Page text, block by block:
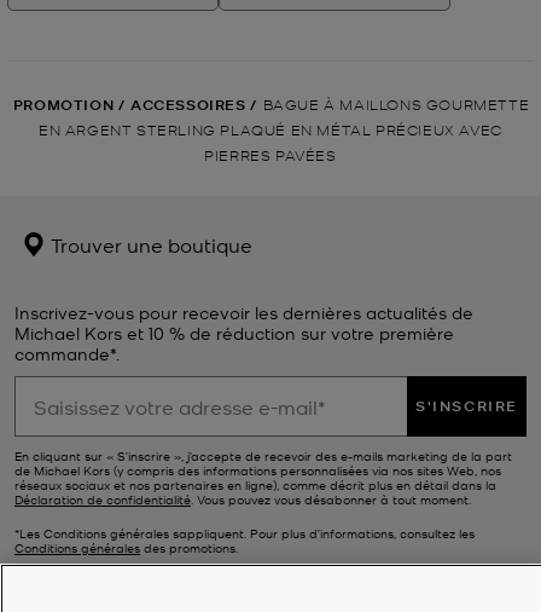
PROMOTION / ACCESSOIRES / BAGUE À MAILLONS GOURMETTE
EN ARGENT STERLING PLAQUÉ EN MÉTAL PRÉCIEUX AVEC
PIERRES PAVÉES
Trouver une boutique
Inscrivez-vous pour recevoir les dernières actualités de
Michael Kors et 10 % de réduction sur votre première
commande*.
S'INSCRIRE
En cliquant sur « S’inscrire », j’accepte de recevoir des e-mails marketing de la part
de Michael Kors (y compris des informations personnalisées via nos sites Web, nos
réseaux sociaux et nos partenaires en ligne), comme décrit plus en détail dans la
Déclaration de confidentialité. Vous pouvez vous désabonner à tout moment.
*Les Conditions générales sappliquent. Pour plus d’informations, consultez les
Conditions générales des promotions.